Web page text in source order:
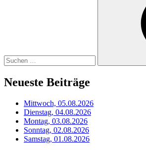
Neueste Beiträge
Mittwoch, 05.08.2026
Dienstag, 04.08.2026
Montag, 03.08.2026
Sonntag, 02.08.2026
Samstag, 01.08.2026